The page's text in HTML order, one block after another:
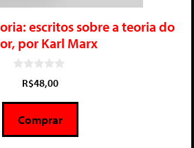
escritos sobre a teoria do
por Karl Marx
5
R$48,00
Comprar